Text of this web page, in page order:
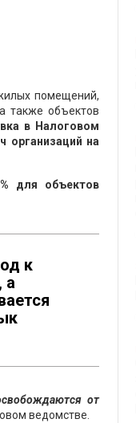
помещений,
также объектов
в Налоговом
организаций на
для объектов
к
а
от
ведомстве.